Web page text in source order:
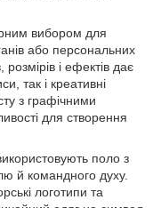
вибором для
або персональних
і ефектів дає
так і креативні
з графічними
для створення
поло з
й командного духу.
логотипи та